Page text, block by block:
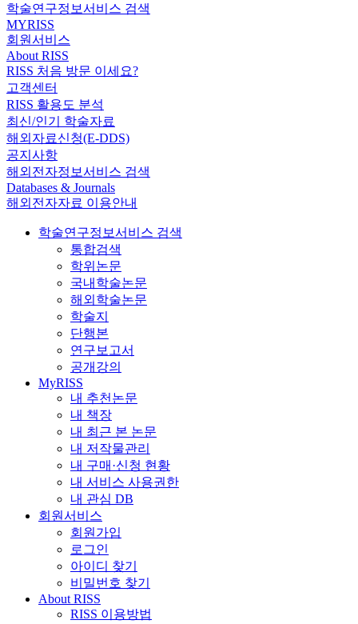
학술연구정보서비스 검색
MYRISS
회원서비스
About RISS
RISS 처음 방문 이세요?
고객센터
RISS 활용도 분석
최신/인기 학술자료
해외자료신청(E-DDS)
공지사항
해외전자정보서비스 검색
Databases & Journals
해외전자자료 이용안내
학술연구정보서비스 검색
통합검색
학위논문
국내학술논문
해외학술논문
학술지
단행본
연구보고서
공개강의
MyRISS
내 추천논문
내 책장
내 최근 본 논문
내 저작물관리
내 구매·신청 현황
내 서비스 사용권한
내 관심 DB
회원서비스
회원가입
로그인
아이디 찾기
비밀번호 찾기
About RISS
RISS 이용방법